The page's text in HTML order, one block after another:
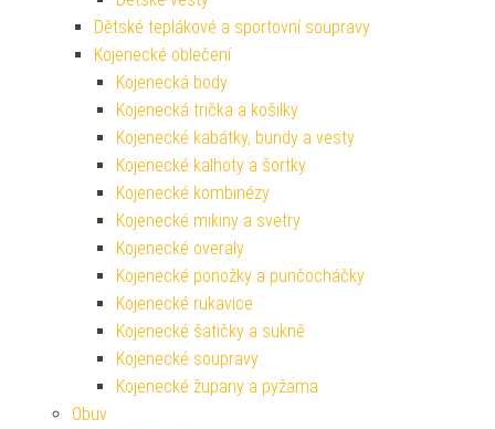
Dětské teplákové a sportovní soupravy
Kojenecké oblečení
Kojenecká body
Kojenecká trička a košilky
Kojenecké kabátky, bundy a vesty
Kojenecké kalhoty a šortky
Kojenecké kombinézy
Kojenecké mikiny a svetry
Kojenecké overaly
Kojenecké ponožky a punčocháčky
Kojenecké rukavice
Kojenecké šatičky a sukně
Kojenecké soupravy
Kojenecké župany a pyžama
Obuv